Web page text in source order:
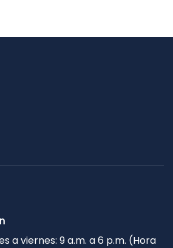
a viernes: 9 a.m. a 6 p.m. (Hora